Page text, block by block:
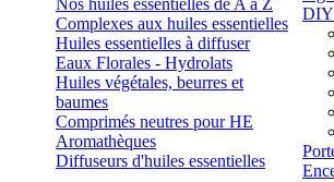
Nos huiles essentielles de A à Z
Complexes aux huiles essentielles
Huiles essentielles à diffuser
Eaux Florales - Hydrolats
Huiles végétales, beurres et
baumes
Comprimés neutres pour HE
Aromathèques
Diffuseurs d'huiles essentielles
DIY